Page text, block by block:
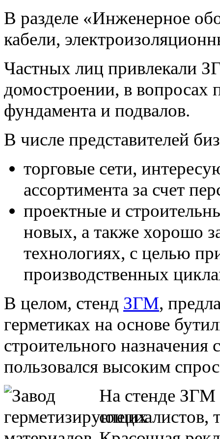
В разделе «Инженерное
кабели,
Частных лиц привлекали
домостроении, в вопросах
фундамента и подвалов.
В числе представителей
торговые сети,
ассортимента за счет
проектные и
новых, а также хорошо
технологиях, с целью
производственных
В целом, стенд ЗГМ,
герметиках на основе
строительного
пользовался высоким
На стенде ЗГМ
специалистов,